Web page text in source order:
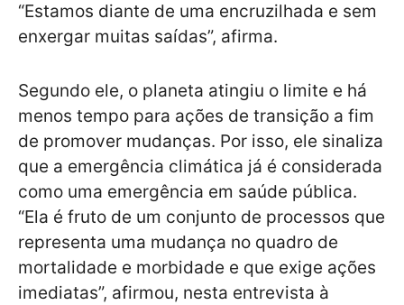
“Estamos diante de uma encruzilhada e sem
enxergar muitas saídas”, afirma.
Segundo ele, o planeta atingiu o limite e há
menos tempo para ações de transição a fim
de promover mudanças. Por isso, ele sinaliza
que a emergência climática já é considerada
como uma emergência em saúde pública.
“Ela é fruto de um conjunto de processos que
representa uma mudança no quadro de
mortalidade e morbidade e que exige ações
imediatas”, afirmou, nesta entrevista à